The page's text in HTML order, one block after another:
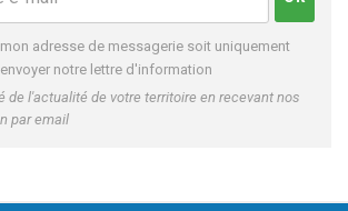
adresse de messagerie soit uniquement
notre lettre d'information
de l'actualité de votre territoire en recevant nos
par email